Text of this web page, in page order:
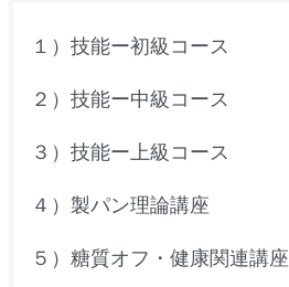
１）技能ー初級コース
２）技能ー中級コース
３）技能ー上級コース
４）製パン理論講座
５）糖質オフ・健康関連講座